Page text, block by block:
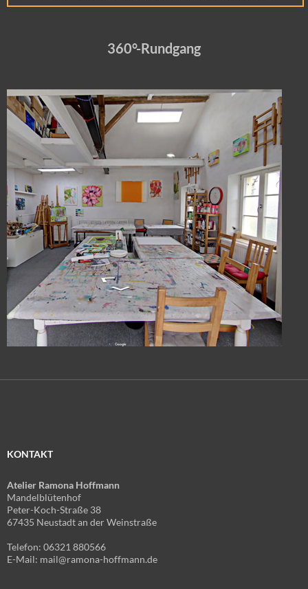
360°-Rundgang
KONTAKT
Atelier Ramona Hoffmann
Mandelblütenhof
Peter-Koch-Straße 38
67435 Neustadt an der Weinstraße
Telefon: 06321 880566
E-Mail: mail@ramona-hoffmann.de